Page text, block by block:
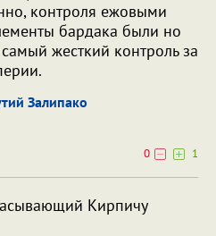
контроля ежовыми
бардака были но
жесткий контроль за
Залипако
0
1
Кирпичу